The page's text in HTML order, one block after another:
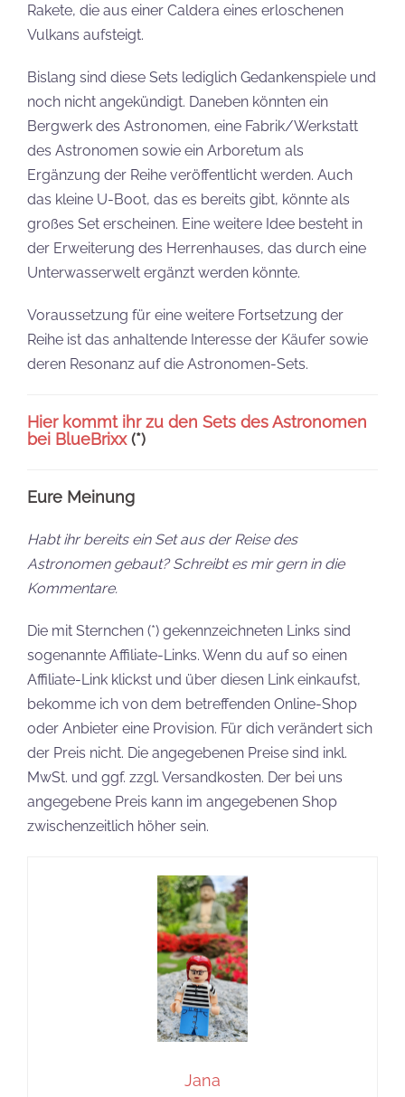
Rakete, die aus einer Caldera eines erloschenen
Vulkans aufsteigt.
Bislang sind diese Sets lediglich Gedankenspiele und
noch nicht angekündigt. Daneben könnten ein
Bergwerk des Astronomen, eine Fabrik/Werkstatt
des Astronomen sowie ein Arboretum als
Ergänzung der Reihe veröffentlicht werden. Auch
das kleine U-Boot, das es bereits gibt, könnte als
großes Set erscheinen. Eine weitere Idee besteht in
der Erweiterung des Herrenhauses, das durch eine
Unterwasserwelt ergänzt werden könnte.
Voraussetzung für eine weitere Fortsetzung der
Reihe ist das anhaltende Interesse der Käufer sowie
deren Resonanz auf die Astronomen-Sets.
Hier kommt ihr zu den Sets des Astronomen
bei BlueBrixx(*)
Eure Meinung
Habt ihr bereits ein Set aus der Reise des
Astronomen gebaut? Schreibt es mir gern in die
Kommentare.
Die mit Sternchen (*) gekennzeichneten Links sind
sogenannte Affiliate-Links. Wenn du auf so einen
Affiliate-Link klickst und über diesen Link einkaufst,
bekomme ich von dem betreffenden Online-Shop
oder Anbieter eine Provision. Für dich verändert sich
der Preis nicht. Die angegebenen Preise sind inkl.
MwSt. und ggf. zzgl. Versandkosten. Der bei uns
angegebene Preis kann im angegebenen Shop
zwischenzeitlich höher sein.
Jana